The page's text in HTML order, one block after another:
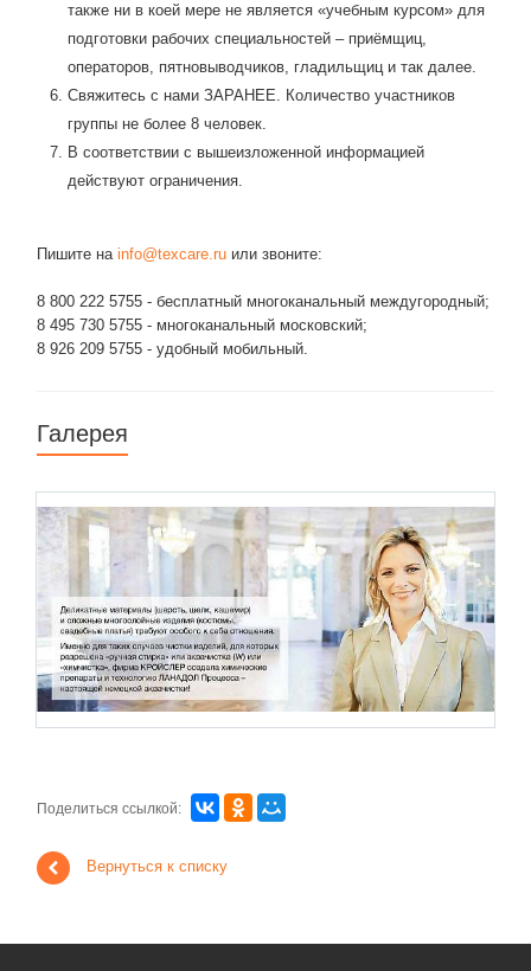
также ни в коей мере не является «учебным курсом» для
подготовки рабочих специальностей – приёмщиц,
операторов, пятновыводчиков, гладильщиц и так далее.
Свяжитесь с нами ЗАРАНЕЕ. Количество участников
группы не более 8 человек.
В соответствии с вышеизложенной информацией
действуют ограничения.
Пишите на info@texcare.ru или звоните:
8 800 222 5755 - бесплатный многоканальный междугородный;
8 495 730 5755 - многоканальный московский;
8 926 209 5755 - удобный мобильный.
Галерея
Поделиться ссылкой:
Вернуться к списку